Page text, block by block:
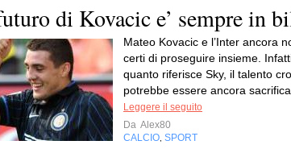
di Kovacic e’ sempre in
Mateo Kovacic e l’Inter ancora
certi di proseguire insieme.
quanto riferisce Sky, il talento
potrebbe essere ancora
Leggere il seguito
Da Alex80
CALCIO SPORT